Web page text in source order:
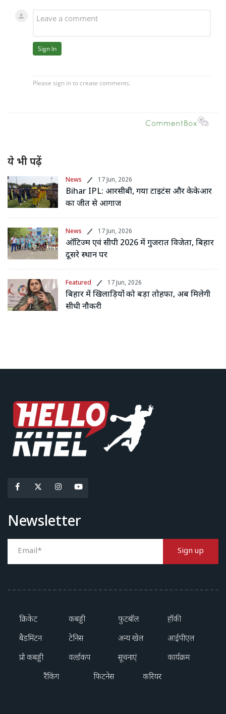
ये भी पढ़ें
News 17 Jun, 2026
Bihar IPL: आरसीबी, गया टाइटंस और केकेआर
का जीत से आगाज
News 17 Jun, 2026
ऑटिज्म एवं सीपी 2026 में गुजरात विजेता, बिहार
दूसरे स्थान पर
Featured 17 Jun, 2026
बिहार में खिलाड़ियों को बड़ा तोहफा, अब मिलेगी
सीधी नौकरी
Newsletter
Sign up
क्रिकेट कबड्डी फुटबॉल
हॉकी
बैडमिंटन
टेनिस अन्य खेल
आईपीएल
प्रो कबड्डी
वर्ल्डकप सूचनाएं
कार्यक्रम
रैंकिंग
फिटनेस करियर